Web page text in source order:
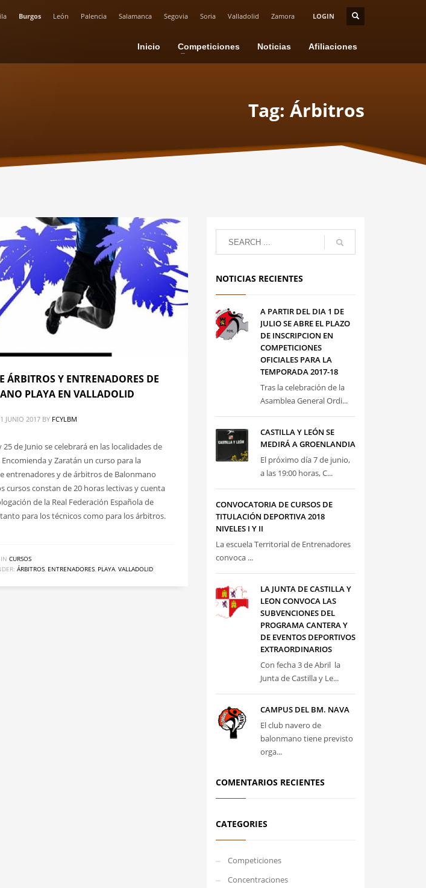
Burgos León Palencia Salamanca Segovia Soria Valladolid Zamora LOGIN
Inicio Competiciones Noticias Afiliaciones
Tag: Árbitros
ÁRBITROS Y ENTRENADORES DE
PLAYA EN VALLADOLID
JUNIO 2017 BY FCYLBM
25 de Junio se celebrará en las localidades de
y Zaratán un curso para la
entrenadores y de árbitros de Balonmano
cursos constan de 20 horas lectivas y cuenta
de la Real Federación Española de
para los técnicos como para los árbitros.
CURSOS
ÁRBITROS, ENTRENADORES, PLAYA, VALLADOLID
NOTICIAS RECIENTES
A PARTIR DEL DIA 1 DE
JULIO SE ABRE EL PLAZO
DE INSCRIPCION EN
COMPETICIONES
OFICIALES PARA LA
TEMPORADA 2017-18
Tras la celebración de la
Asamblea General Ordi...
CASTILLA Y LEÓN SE
MEDIRÁ A GROENLANDIA
El próximo día 7 de junio,
a las 19:00 horas, C...
CONVOCATORIA DE CURSOS DE
TITULACIÓN DEPORTIVA 2018
NIVELES I Y II
La escuela Territorial de Entrenadores
convoca ...
LA JUNTA DE CASTILLA Y
LEON CONVOCA LAS
SUBVENCIONES DEL
PROGRAMA CANTERA Y
DE EVENTOS DEPORTIVOS
EXTRAORDINARIOS
Con fecha 3 de Abril la
Junta de Castilla y Le...
CAMPUS DEL BM. NAVA
El club navero de
balonmano tiene previsto
orga...
COMENTARIOS RECIENTES
CATEGORIES
Competiciones
Concentraciones